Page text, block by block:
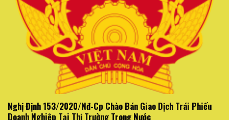
Nghị Định 153/2020/Nđ-Cp Chào Bán Giao Dịch Trái Phiếu
Doanh Nghiệp Tại Thị Trường Trong Nước